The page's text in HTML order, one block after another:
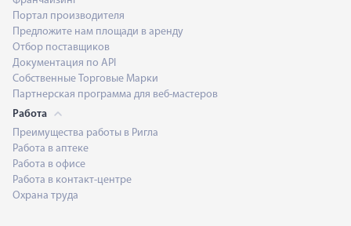
Портал производителя
Предложите нам площади в аренду
Отбор поставщиков
Документация по API
Собственные Торговые Марки
Партнерская программа для веб-мастеров
Работа
Преимущества работы в Ригла
Работа в аптеке
Работа в офисе
Работа в контакт-центре
Охрана труда